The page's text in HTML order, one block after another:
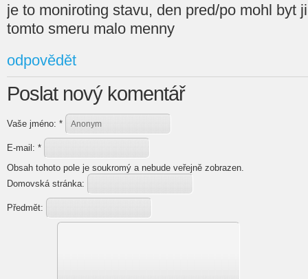
je to moniroting stavu, den pred/po mohl byt
tomto smeru malo menny
odpovědět
Poslat nový komentář
Vaše jméno: *
E-mail: *
Obsah tohoto pole je soukromý a nebude veřejně zobrazen.
Domovská stránka:
Předmět: